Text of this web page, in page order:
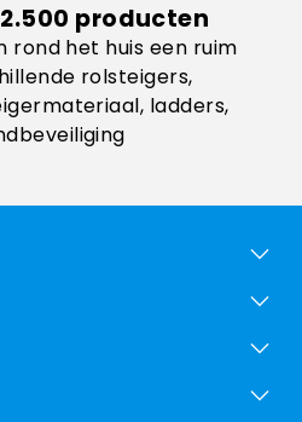
producten
rond het huis een ruim
rolsteigers,
ladders,